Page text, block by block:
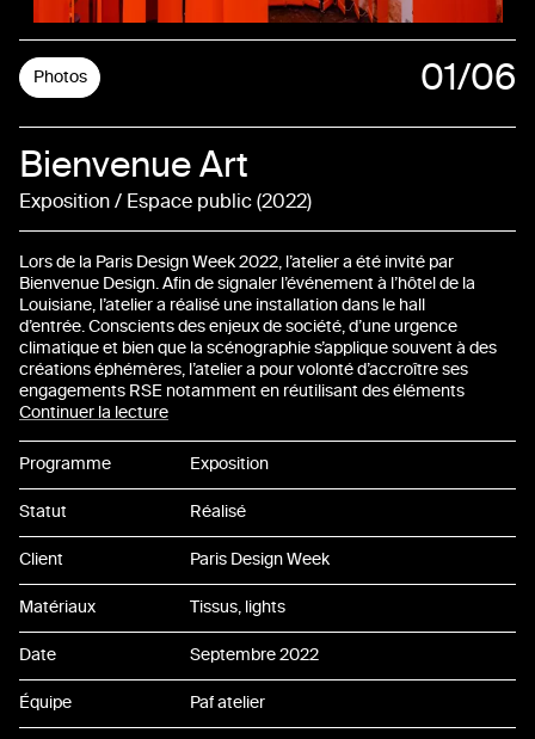
Bienvenue Art
Exposition / Espace public 2022
Lors de la Paris Design Week 2022, l’atelier a été invité par
Bienvenue Design. Afin de signaler l’événement à l’hôtel de la
Louisiane, l’atelier a réalisé une installation dans le hall
d’entrée. Conscients des enjeux de société, d’une urgence
climatique et bien que la scénographie s’applique souvent à des
créations éphémères, l’atelier a pour volonté d’accroître ses
engagements RSE notamment en réutilisant des éléments
scénographiques de projets précédents.
hall d’accueil pour Bienvenue Design Paris a ensuite été récupéré
et stocké puis transformé pour s’adapter à une nouvelle
Continuer la lecture
Programme Exposition
Statut Réalisé
Client Paris Design Week
Matériaux Tissus, lights
Date Septembre 2022
Équipe Paf atelier
Photos
01
02
04
05
06
/06